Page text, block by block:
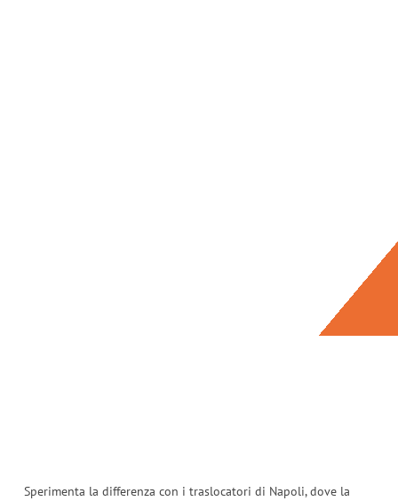
Sperimenta la differenza con i traslocatori di Napoli, dove la